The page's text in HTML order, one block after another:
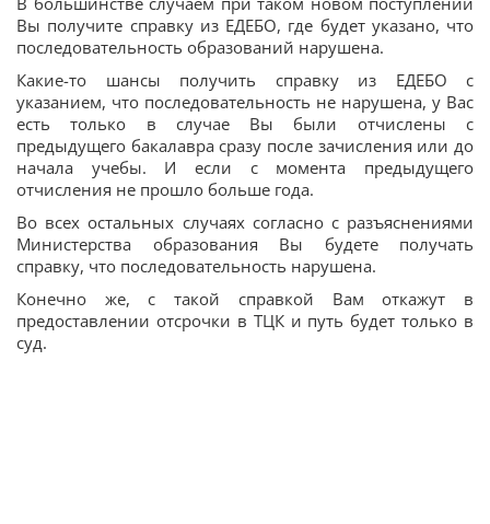
Вы получите справку из ЕДЕБО, где будет указано, что
последовательность образований нарушена.
Какие-то шансы получить справку из ЕДЕБО с
указанием, что последовательность не нарушена, у Вас
есть только в случае Вы были отчислены с
предыдущего бакалавра сразу после зачисления или до
начала учебы. И если с момента предыдущего
отчисления не прошло больше года.
Во всех остальных случаях согласно с разъяснениями
Министерства образования Вы будете получать
справку, что последовательность нарушена.
Конечно же, с такой справкой Вам откажут в
предоставлении отсрочки в ТЦК и путь будет только в
суд.